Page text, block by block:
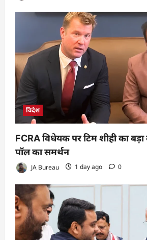
विदेश
FCRA विधेयक पर टिम शीही का
पॉल का समर्थन
JA Bureau 1 day ago 0